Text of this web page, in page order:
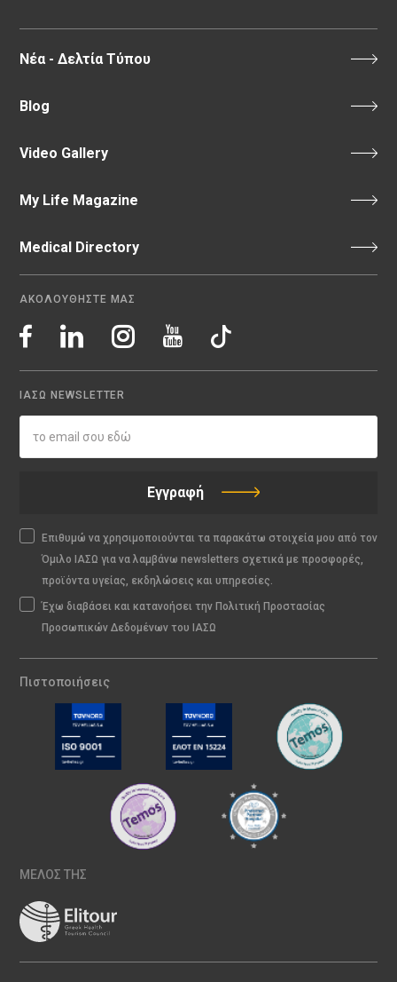
Νέα - Δελτία Τύπου
Blog
Video Gallery
My Life Magazine
Medical Directory
ΑΚΟΛΟΥΘΗΣΤΕ ΜΑΣ
ΙΑΣΩ NEWSLETTER
Εγγραφή
Επιθυμώ να χρησιμοποιούνται τα παρακάτω στοιχεία μου από τον
Όμιλο ΙΑΣΩ για να λαμβάνω newsletters σχετικά με προσφορές,
προϊόντα υγείας, εκδηλώσεις και υπηρεσίες.
Έχω διαβάσει και κατανοήσει την Πολιτική Προστασίας
Προσωπικών Δεδομένων του ΙΑΣΩ
Πιστοποιήσεις
ΜΕΛΟΣ ΤΗΣ